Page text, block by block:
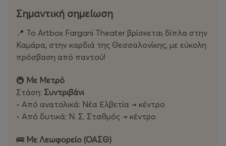
συνεχίζουν να δημιουργούν με συνέπεια,
παραστάσεις με έντονο καλλιτεχνικό
αποτύπωμα.
Σημαντική σημείωση
📍 Το Artbox Fargani Theater βρίσκεται δίπλα στην
Καμάρα, στην καρδιά της Θεσσαλονίκης, με εύκολη
πρόσβαση από παντού!
🚇 Με Μετρό
Στάση: Συντριβάνι
• Από ανατολικά: Νέα Ελβετία → κέντρο
• Από δυτικά: Ν. Σ. Σταθμός → κέντρο
🚌 Με Λεωφορείο (ΟΑΣΘ)